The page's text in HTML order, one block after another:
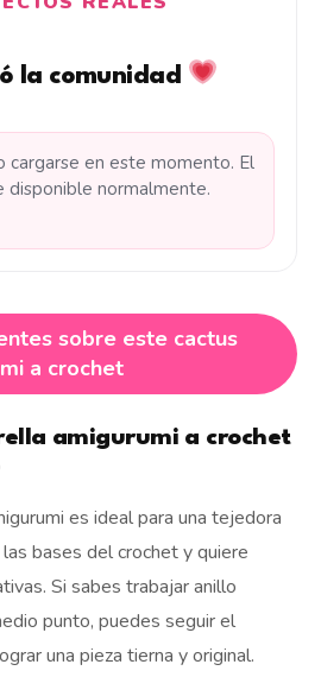
la comunidad
cargarse en este momento. El
disponible normalmente.
sobre este cactus
a crochet
amigurumi a crochet
es ideal para una tejedora
bases del crochet y quiere
Si sabes trabajar anillo
punto, puedes seguir el
una pieza tierna y original.